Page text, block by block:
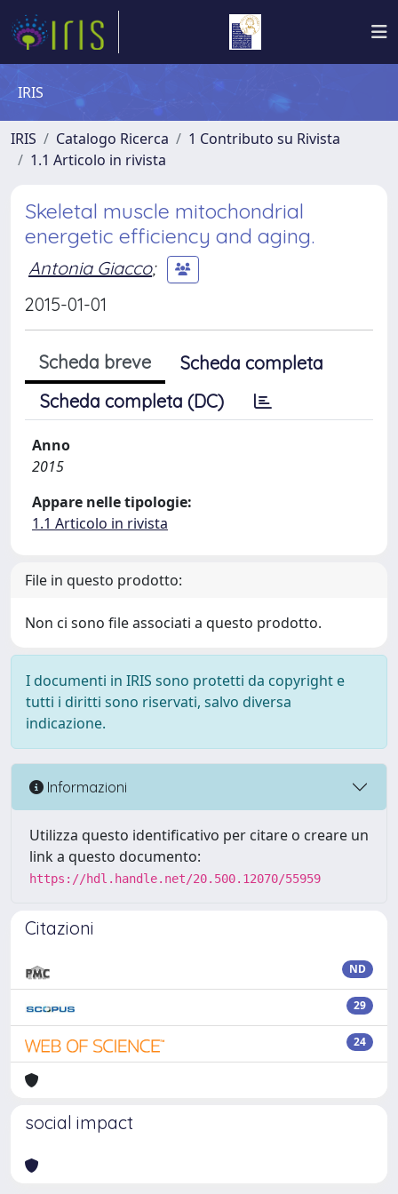
IRIS
IRIS Catalogo Ricerca
1 Contributo su Rivista
1.1 Articolo in rivista
Skeletal muscle mitochondrial
energetic efficiency and aging.
Antonia Giacco;
2015-01-01
Scheda breve
Scheda completa
Scheda completa (DC)
Anno
2015
Appare nelle tipologie:
1.1 Articolo in rivista
File in questo prodotto:
Non ci sono file associati a questo prodotto.
I documenti in IRIS sono protetti da copyright e
tutti i diritti sono riservati, salvo diversa
indicazione.
Informazioni
Utilizza questo identificativo per citare o creare un
link a questo documento:
https://hdl.handle.net/20.500.12070/55959
Citazioni
ND
29
24
social impact